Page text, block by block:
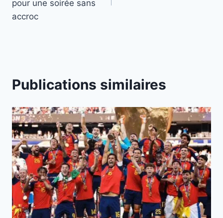
l’article
pour une soirée sans
accroc
Publications similaires